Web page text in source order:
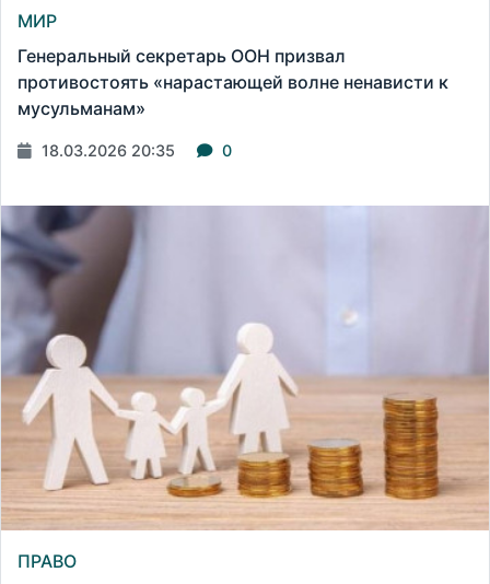
МИР
Генеральный секретарь ООН призвал
противостоять «нарастающей волне ненависти к
мусульманам»
18.03.2026 20:35 0
ПРАВО